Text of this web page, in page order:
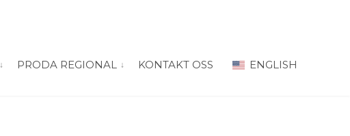
vis submeny for “PRODA Oslo”
PRODA REGIONAL vis submeny for “PRODA Regional”
KONTAKT OSS ENGLISH